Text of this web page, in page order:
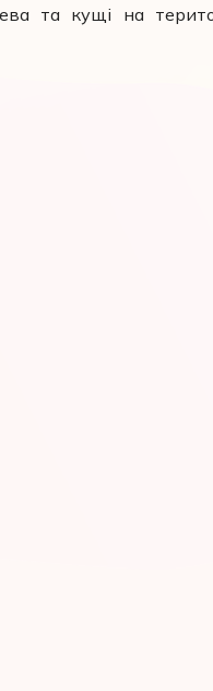
та кущі на